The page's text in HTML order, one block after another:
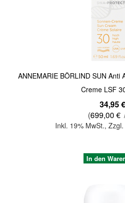
ANNEMARIE BÖRLIND SUN Anti
Creme LSF
34,95 €
(699,00 €
Inkl. 19% MwSt.,
In den